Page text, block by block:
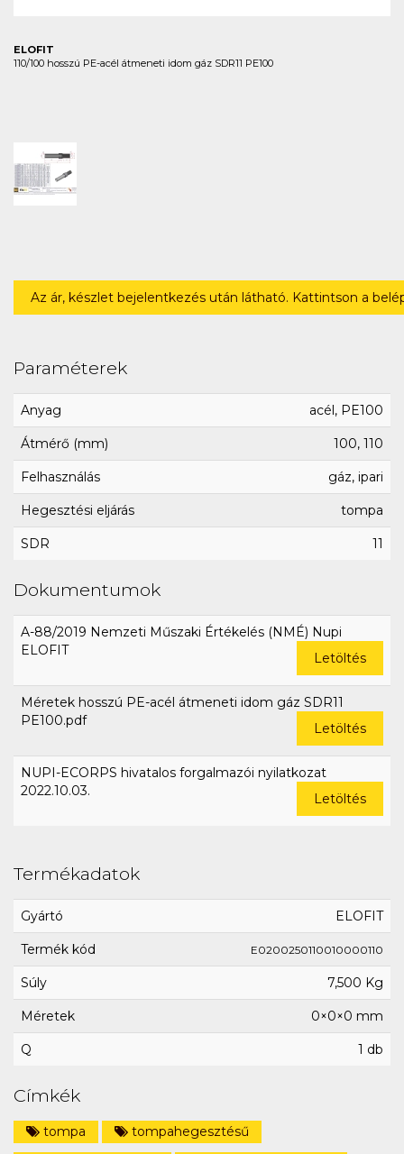
ELOFIT
110/100 hosszú PE-acél átmeneti idom gáz SDR11 PE100
Az ár, készlet bejelentkezés után látható. Kattintson a
Paraméterek
Anyag acél, PE100
Átmérő (mm) 100, 110
Felhasználás gáz, ipari
Hegesztési eljárás tompa
SDR 11
Dokumentumok
A-88/2019 Nemzeti Műszaki Értékelés (NMÉ) Nupi
ELOFIT
Letöltés
Méretek hosszú PE-acél átmeneti idom gáz SDR11
PE100.pdf
Letöltés
NUPI-ECORPS hivatalos forgalmazói nyilatkozat
2022.10.03.
Letöltés
Termékadatok
Gyártó ELOFIT
Termék kód E0200250110010000110
Súly 7,500 Kg
Méretek 0×0×0 mm
Q 1 db
Címkék
tompa
tompahegesztésű